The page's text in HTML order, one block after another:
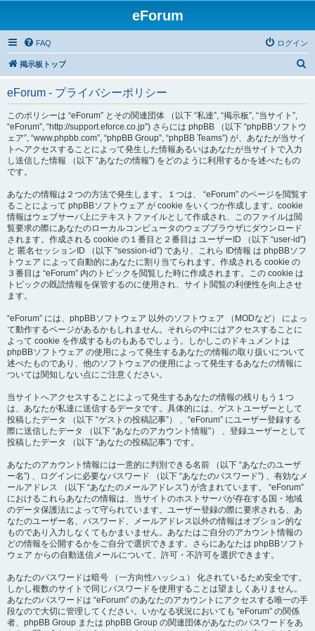
eForum
FAQ ログイン
掲示板トップ
eForum - プライバシーポリシー
このポリシーは “eForum” とその関連団体 （以下 “私達”, “掲示板”, “当サイト”,
“eForum”, “http://support.eforce.co.jp”) さらには phpBB （以下 “phpBBソフトウ
ェア”, “www.phpbb.com”, “phpBB Group”, “phpBB Teams”) が、あなたが当サイ
トへアクセスすることによって発生した情報あるいはあなたが当サイトで入力
し送信した情報 （以下 “あなたの情報”) をどのように利用するかを述べたもの
です。
あなたの情報は２つの方法で発生します。１つは、 “eForum” のページを閲覧す
ることによって phpBBソフトウェア が cookie をいくつか作成します。cookie
情報はウェブサーバ上にテキストファイルとして作成され、このファイルは閲
覧要求の際にあなたのローカルコンピュータのウェブブラウザにダウンロード
されます。作成される cookie の１番目と２番目は ユーザーID （以下 “user-id”)
と 匿名セッションID （以下 “session-id”) であり、これら ID情報 は phpBBソフ
トウェア によって自動的にあなたに割り当てられます。作成される cookie の
３番目は “eForum” 内のトピックを閲覧した時に作成されます。この cookie は
トピックの既読情報を保管するのに使用され、サイト閲覧の利便性を向上させ
ます。
“eForum” には、phpBBソフトウェア 以外のソフトウェア （MODなど） によっ
て動作するページがあるかもしれません。それらの中にはアクセスすることに
よって cookie を作成するものもあるでしょう。しかしこのドキュメントは
phpBBソフトウェア の使用によって発生するあなたの情報の取り扱いについて
述べたものであり、他のソフトウェアの使用によって発生するあなたの情報に
ついては関知しない点にご注意ください。
当サイトへアクセスすることによって発生するあなたの情報の残りもう１つ
は、あなたが私達に送信するデータです。具体的には、ゲストユーザーとして
投稿したデータ （以下 “ゲストの投稿記事”） 、“eForum” にユーザー登録する
際に送信したデータ （以下 “あなたのアカウント情報”） 、登録ユーザーとして
投稿したデータ （以下 “あなたの投稿記事”) です。
あなたのアカウント情報には一意的に判別できる名前 （以下 “あなたのユーザ
ー名”) 、ログインに必要なパスワード （以下 “あなたのパスワード”) 、有効なメ
ールアドレス （以下 “あなたのメールアドレス”) が含まれています。 “eForum”
におけるこれらあなたの情報は、当サイトのホストサーバが存在する国・地域
のデータ保護法によって守られています。ユーザー登録の際に要求される、あ
なたのユーザー名、パスワード、メールアドレス以外の情報はオプション的な
ものであり入力しなくてもかまいません。あなたはご自分のアカウント情報の
どの情報を公開するかをご自分で選択できます。さらにあなたは phpBBソフト
ウェア からの自動送信メールについて、許可・不許可を選択できます。
あなたのパスワードは暗号 （一方向性ハッシュ） 化されているため安全です。
しかし複数のサイトで同じパスワードを使用することは望ましくありません。
あなたのパスワードは “eForum” のあなたのアカウントにアクセスする唯一の手
段なので大切に管理してください。いかなる状況においても “eForum” の関係
者、phpBB Group または phpBB Group の関連団体があなたのパスワードをあ